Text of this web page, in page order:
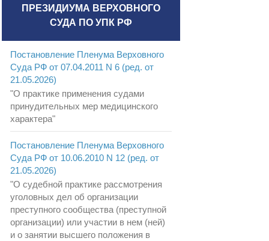
ПРЕЗИДИУМА ВЕРХОВНОГО
СУДА ПО УПК РФ
Постановление Пленума Верховного
Суда РФ от 07.04.2011 N 6 (ред. от
21.05.2026)
"О практике применения судами
принудительных мер медицинского
характера"
Постановление Пленума Верховного
Суда РФ от 10.06.2010 N 12 (ред. от
21.05.2026)
"О судебной практике рассмотрения
уголовных дел об организации
преступного сообщества (преступной
организации) или участии в нем (ней)
и о занятии высшего положения в